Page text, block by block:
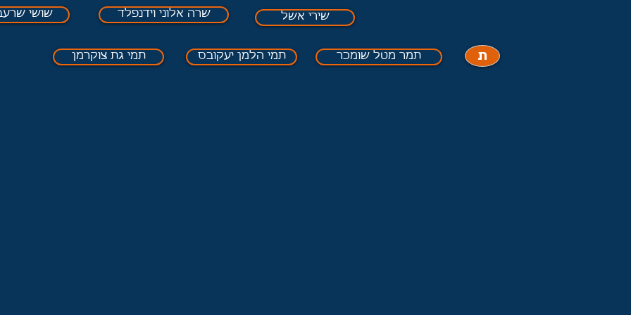
שושי שרה אלוני וידנפלד שירי אשל
תמי גת צוקרמן תמי הלמן יעקובס תמר מטל שומכר ת